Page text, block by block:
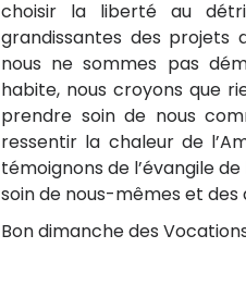
choisir la liberté au
grandissantes des projets
nous ne sommes pas
habite, nous croyons que
prendre soin de nous
ressentir la chaleur de
témoignons de l’évangile
soin de nous-mêmes et des
Bon dimanche des